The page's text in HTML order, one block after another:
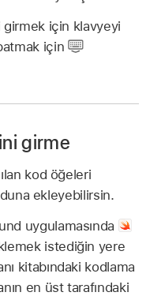
girmek için klavyeyi
için
girme
kod öğeleri
ekleyebilirsin.
uygulamasında
istediğin yere
kitabındaki kodlama
en üst tarafındaki